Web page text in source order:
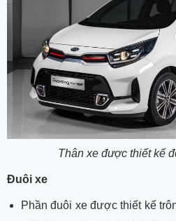
Thân xe được thiết kế
Đuôi xe
Phần đuôi xe được thiết kế